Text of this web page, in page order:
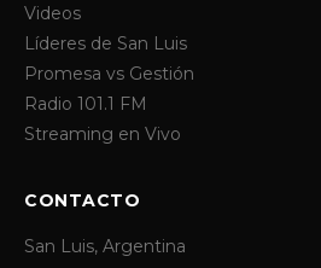
Videos
Líderes de San Luis
Promesa vs Gestión
Radio 101.1 FM
Streaming en Vivo
CONTACTO
San Luis, Argentina